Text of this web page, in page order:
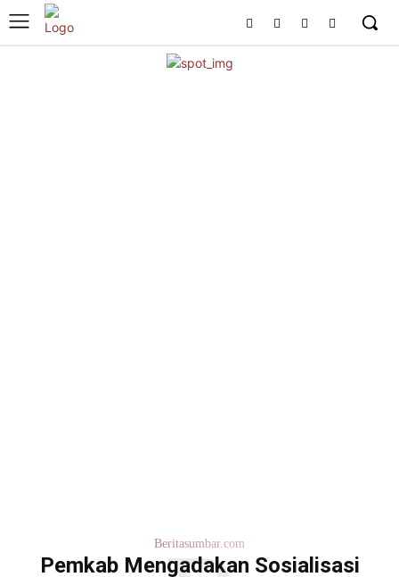
Beritasumbar.com
Pemkab Mengadakan Sosialisasi